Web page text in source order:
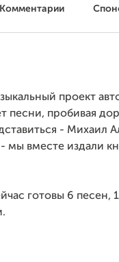
Комментарии
проект
песни, пробивая
- Михаил
мы вместе издали
готовы 6 песен,